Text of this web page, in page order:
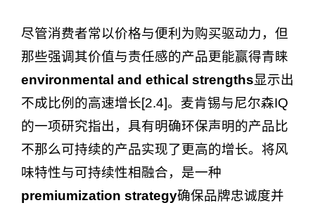
尽管消费者常以价格与便利为购买驱动力，但
那些强调其价值与责任感的产品更能赢得青睐
environmental and ethical strengths显示出
不成比例的高速增长[2.4]。麦肯锡与尼尔森IQ
的一项研究指出，具有明确环保声明的产品比
不那么可持续的产品实现了更高的增长。将风
味特性与可持续性相融合，是一种
premiumization strategy确保品牌忠诚度并